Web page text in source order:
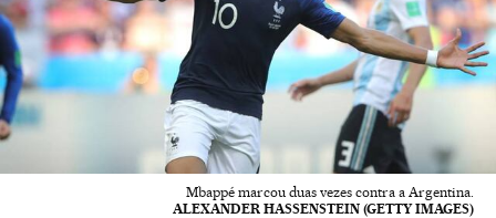
Mbappé marcou duas vezes contra a Argentina.
ALEXANDER HASSENSTEIN (GETTY IMAGES)